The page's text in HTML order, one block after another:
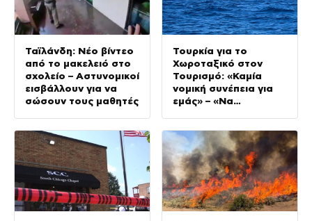
Ταϊλάνδη: Νέο βίντεο
από το μακελειό στο
σχολείο – Αστυνομικοί
εισβάλλουν για να
σώσουν τους μαθητές
Τουρκία για το
Χωροταξικό στον
Τουρισμό: «Καμία
νομική συνέπεια για
εμάς» – «Να
στο Αιγαίο»